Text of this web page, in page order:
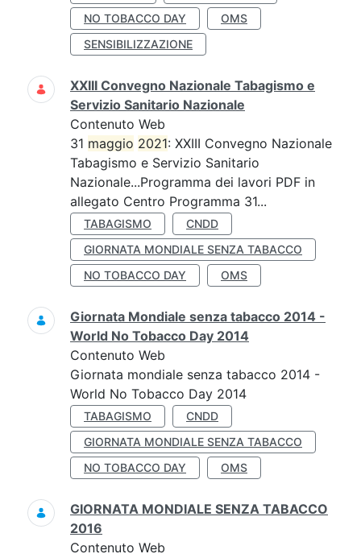
NO TOBACCO DAY
OMS
SENSIBILIZZAZIONE
XXIII Convegno Nazionale Tabagismo e
Servizio Sanitario Nazionale
Contenuto Web
31 maggio 2021: XXIII Convegno Nazionale
Tabagismo e Servizio Sanitario
Nazionale...Programma dei lavori PDF in
allegato Centro Programma 31...
TABAGISMO
CNDD
GIORNATA MONDIALE SENZA TABACCO
NO TOBACCO DAY
OMS
Giornata Mondiale senza tabacco 2014 -
World No Tobacco Day 2014
Contenuto Web
Giornata mondiale senza tabacco 2014 -
World No Tobacco Day 2014
TABAGISMO
CNDD
GIORNATA MONDIALE SENZA TABACCO
NO TOBACCO DAY
OMS
GIORNATA MONDIALE SENZA TABACCO
2016
Contenuto Web